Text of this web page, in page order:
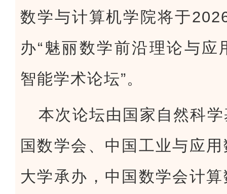
数学与计算机学院将于
办“魅丽数学前沿理论与
智能学术论坛”。
本次论坛由国家自然科
国数学会、中国工业与应
大学承办，中国数学会计